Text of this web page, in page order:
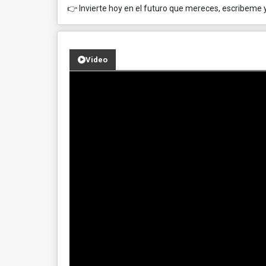
👉 Invierte hoy en el futuro que mereces, escribeme
Video